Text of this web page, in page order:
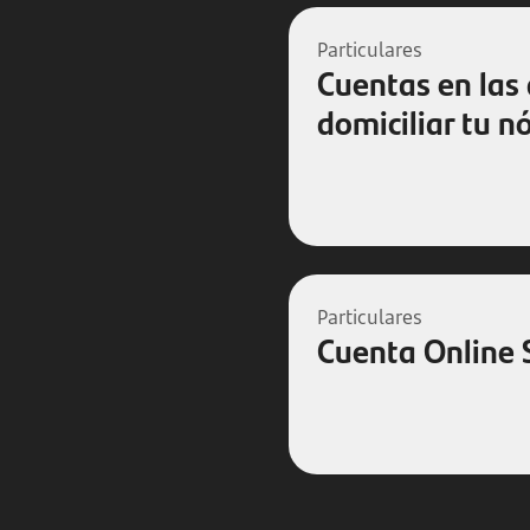
Particulares
Cuentas en
domiciliar tu
Particulares
Cuenta Online